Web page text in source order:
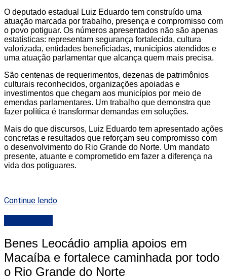
O deputado estadual Luiz Eduardo tem construído uma
atuação marcada por trabalho, presença e compromisso com
o povo potiguar. Os números apresentados não são apenas
estatísticas: representam segurança fortalecida, cultura
valorizada, entidades beneficiadas, municípios atendidos e
uma atuação parlamentar que alcança quem mais precisa.
São centenas de requerimentos, dezenas de patrimônios
culturais reconhecidos, organizações apoiadas e
investimentos que chegam aos municípios por meio de
emendas parlamentares. Um trabalho que demonstra que
fazer política é transformar demandas em soluções.
Mais do que discursos, Luiz Eduardo tem apresentado ações
concretas e resultados que reforçam seu compromisso com
o desenvolvimento do Rio Grande do Norte. Um mandato
presente, atuante e comprometido em fazer a diferença na
vida dos potiguares.
Continue lendo
Benes Leocádio amplia apoios em
Macaíba e fortalece caminhada por todo
o Rio Grande do Norte